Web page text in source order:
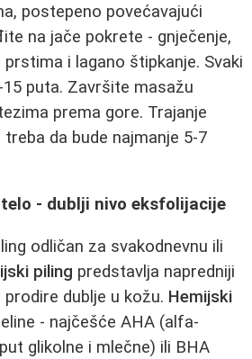
postepeno povećavajući
na jače pokrete - gnječenje,
i lagano štipkanje. Svaki
puta. Završite masažu
prema gore. Trajanje
da bude najmanje 5-7
- dublji nivo eksfolijacije
odličan za svakodnevnu ili
piling predstavlja napredniji
dublje u kožu. Hemijski
- najčešće AHA (alfa-
glikolne i mlečne) ili BHA